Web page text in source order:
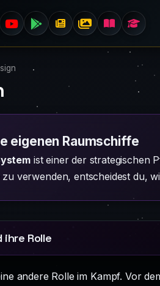
eigenen Raumschiffe
ist einer der strategischen
verwenden, entscheidest du,
Rolle
andere Rolle im Kampf. Vor